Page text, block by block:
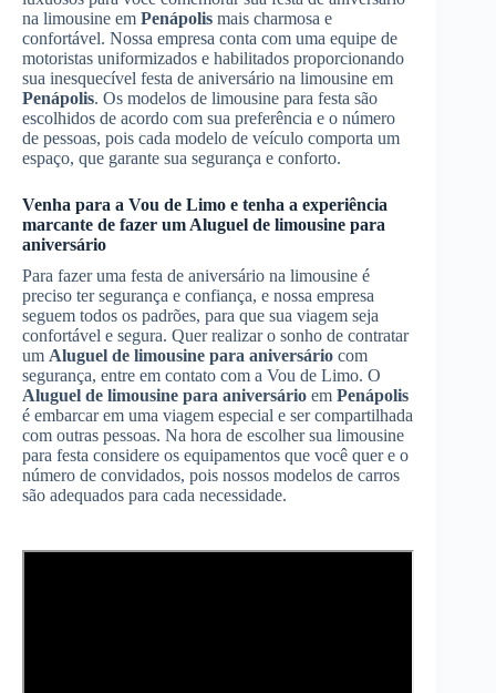
na limousine em Penápolis mais charmosa e
confortável. Nossa empresa conta com uma equipe de
motoristas uniformizados e habilitados proporcionando
sua inesquecível festa de aniversário na limousine em
Penápolis. Os modelos de limousine para festa são
escolhidos de acordo com sua preferência e o número
de pessoas, pois cada modelo de veículo comporta um
espaço, que garante sua segurança e conforto.
Venha para a Vou de Limo e tenha a experiência
marcante de fazer um Aluguel de limousine para
aniversário
Para fazer uma festa de aniversário na limousine é
preciso ter segurança e confiança, e nossa empresa
seguem todos os padrões, para que sua viagem seja
confortável e segura. Quer realizar o sonho de contratar
um Aluguel de limousine para aniversário com
segurança, entre em contato com a Vou de Limo. O
Aluguel de limousine para aniversário em Penápolis
é embarcar em uma viagem especial e ser compartilhada
com outras pessoas. Na hora de escolher sua limousine
para festa considere os equipamentos que você quer e o
número de convidados, pois nossos modelos de carros
são adequados para cada necessidade.